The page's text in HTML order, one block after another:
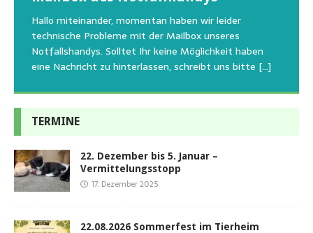
Hallo miteinander, momentan haben wir leider
technische Probleme mit der Mailbox unseres
Notfallshandys. Solltet Ihr keine Möglichkeit haben
eine Nachricht zu hinterlassen, schreibt uns bitte […]
Tierschutzinitiative Haßberge natürlich, wie auch in
den letzten 20 Jahren, immer noch für alle verwaisten
oder[…]
Sommerfest das Hundehaus zum Schutz unserer Tiere
geschlossen bleibt.Viele unserer Hunde erleben einen
emotionalen Stress bei Begegnung[…]
uns am Besten unterstützen kann. Natürlich ziehen
die gesteigerten Kosten auch uns so richtig in die Knie
und[…]
TERMINE
22. Dezember bis 5. Januar –
Vermittelungsstopp
17. Dezember 2025
22.08.2026 Sommerfest im Tierheim